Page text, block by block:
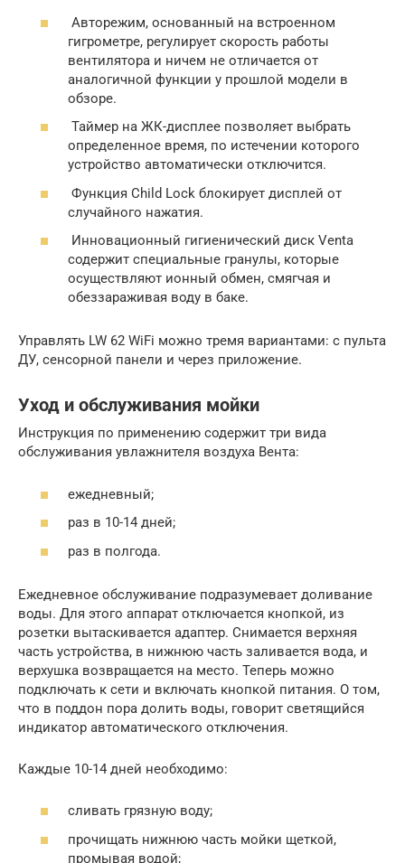
Авторежим, основанный на встроенном
гигрометре, регулирует скорость работы
вентилятора и ничем не отличается от
аналогичной функции у прошлой модели в
обзоре.
Таймер на ЖК-дисплее позволяет выбрать
определенное время, по истечении которого
устройство автоматически отключится.
Функция Child Lock блокирует дисплей от
случайного нажатия.
Инновационный гигиенический диск Venta
содержит специальные гранулы, которые
осуществляют ионный обмен, смягчая и
обеззараживая воду в баке.
Управлять LW 62 WiFi можно тремя вариантами: с пульта
ДУ, сенсорной панели и через приложение.
Уход и обслуживания мойки
Инструкция по применению содержит три вида
обслуживания увлажнителя воздуха Вента:
ежедневный;
раз в 10-14 дней;
раз в полгода.
Ежедневное обслуживание подразумевает доливание
воды. Для этого аппарат отключается кнопкой, из
розетки вытаскивается адаптер. Снимается верхняя
часть устройства, в нижнюю часть заливается вода, и
верхушка возвращается на место. Теперь можно
подключать к сети и включать кнопкой питания. О том,
что в поддон пора долить воды, говорит светящийся
индикатор автоматического отключения.
Каждые 10-14 дней необходимо:
сливать грязную воду;
прочищать нижнюю часть мойки щеткой,
промывая водой;